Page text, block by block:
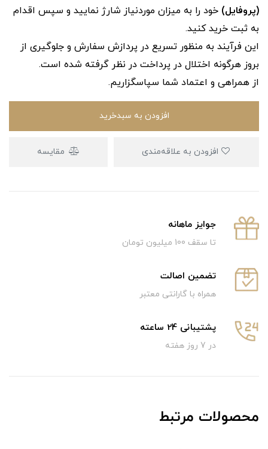
(پروفایل) خود را به میزان موردنیاز شارژ نمایید و سپس اقدام
به ثبت خرید کنید.
این فرآیند به‌ منظور تسریع در پردازش سفارش و جلوگیری از
بروز هرگونه اختلال در پرداخت در نظر گرفته شده است.
از همراهی و اعتماد شما سپاسگزاریم.
افزودن به سبدخرید
مقایسه
جوایز ماهانه
تا سقف 100 میلیون تومان
تضمین اصالت
همراه با گارانتی معتبر
پشتیبانی 24 ساعته
در 7 روز هفته
محصولات مرتبط